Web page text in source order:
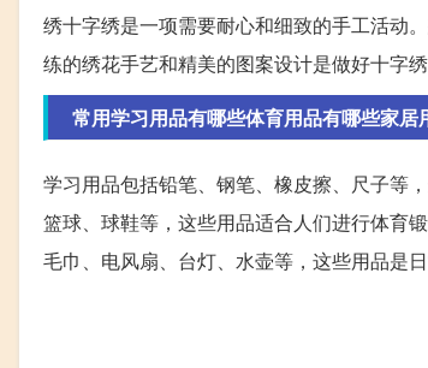
绣十字绣是一项需要耐心和细致的手工活动
练的绣花手艺和精美的图案设计是做好十字
常用学习用品有哪些体育用品有哪些家居
学习用品包括铅笔、钢笔、橡皮擦、尺子等
篮球、球鞋等，这些用品适合人们进行体育
毛巾、电风扇、台灯、水壶等，这些用品是